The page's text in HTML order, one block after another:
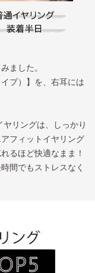
ました。
プ）】を、右耳には
リングは、しっかり
フィットイヤリング
るほど快適なまま！
間でもストレスなく